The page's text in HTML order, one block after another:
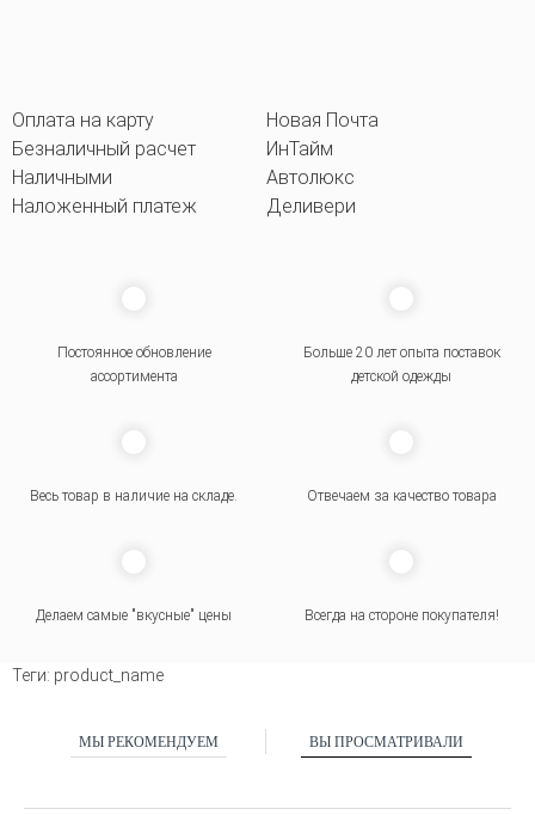
Оплата на карту
Безналичный расчет
Наличными
Наложенный платеж
Новая Почта
ИнТайм
Автолюкс
Деливери
Постоянное обновление
ассортимента
Больше 20 лет опыта поставок
детской одежды
Весь товар в наличие на складе. Отвечаем за качество товара
Делаем самые "вкусные" цены Всегда на стороне покупателя!
Теги: product_name
МЫ РЕКОМЕНДУЕМ ВЫ ПРОСМАТРИВАЛИ